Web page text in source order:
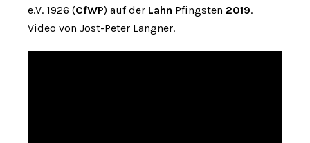
e.V. 1926 (CfWP) auf der Lahn Pfingsten 2019.
Video von Jost-Peter Langner.